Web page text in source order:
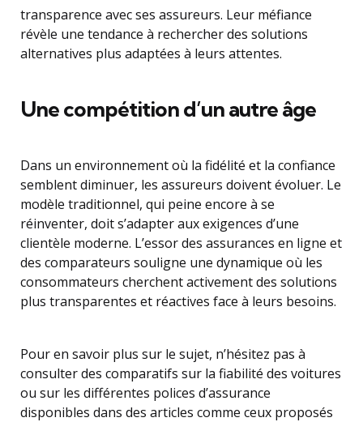
transparence avec ses assureurs. Leur méfiance
révèle une tendance à rechercher des solutions
alternatives plus adaptées à leurs attentes.
Une compétition d’un autre âge
Dans un environnement où la fidélité et la confiance
semblent diminuer, les assureurs doivent évoluer. Le
modèle traditionnel, qui peine encore à se
réinventer, doit s’adapter aux exigences d’une
clientèle moderne. L’essor des assurances en ligne et
des comparateurs souligne une dynamique où les
consommateurs cherchent activement des solutions
plus transparentes et réactives face à leurs besoins.
Pour en savoir plus sur le sujet, n’hésitez pas à
consulter des comparatifs sur la fiabilité des voitures
ou sur les différentes polices d’assurance
disponibles dans des articles comme ceux proposés